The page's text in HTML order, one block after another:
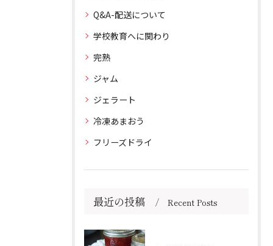
Q&A-配送について
学校教育へに関わり
完熟
ジャム
ジェラート
冷凍あまおう
フリーズドライ
最近の投稿 Recent Posts